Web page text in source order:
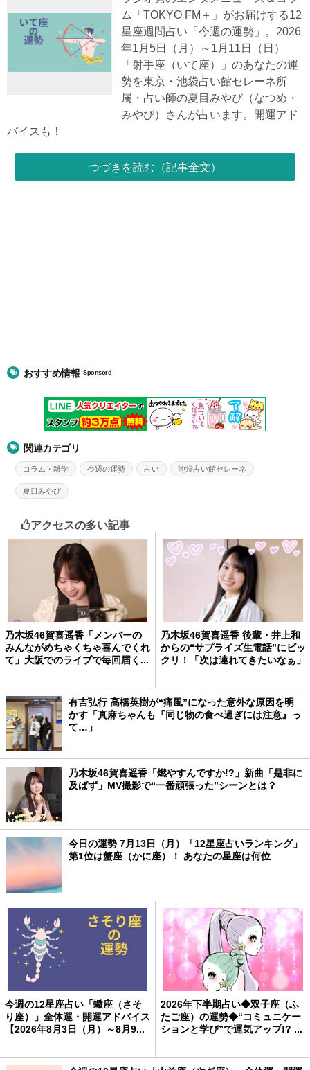
ム「TOKYO FM＋」がお届けする12
星座週間占い「今週の運勢」。2026
年1月5日（月）～1月11日（日）
「射手座（いて座）」のあなたの運
勢を東京・池袋占い館セレーネ所
属・占い師の夏目みやび（なつめ・
みやび）さんが占います。開運アド
バイスも！
つづきを読む（記事全文）
おすすめ情報Sponsord
関連カテゴリ
コラム・雑学 今週の運勢 占い 池袋占い館セレーネ
夏目みやび
アクセスの多い記事
乃木坂46賀喜遥香「メンバーの
みんながめちゃくちゃ喜んでくれ
て」大阪でのライブで毎回届く...
乃木坂46賀喜遥香 後輩・井上和
からの“サプライズ生電話”にビッ
クリ！「次は連れてきたいなぁ」
有吉弘行 高橋英樹が“痛風”になった意外な原因を明
かす「真麻ちゃんも『同じ物の食べ過ぎには注意』っ
て…」
乃木坂46賀喜遥香「燃やすんですか!?」新曲「是非に
及ばず」MV撮影で“一番頑張った”シーンとは？
今日の運勢 7月13日（月）「12星座占いランキング」
第1位は蟹座（かに座）！ あなたの星座は何位
今週の12星座占い「蠍座（さそ
り座）」全体運・開運アドバイス
【2026年8月3日（月）～8月9...
2026年下半期占い◆双子座（ふ
たご座）の運勢◆“コミュニケー
ションと学び”で運気アップ!? ...